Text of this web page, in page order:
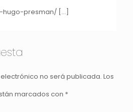
presman/ […]
no será publicada. Los
marcados con *